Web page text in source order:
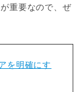
重要なので、ぜ
を明確にす